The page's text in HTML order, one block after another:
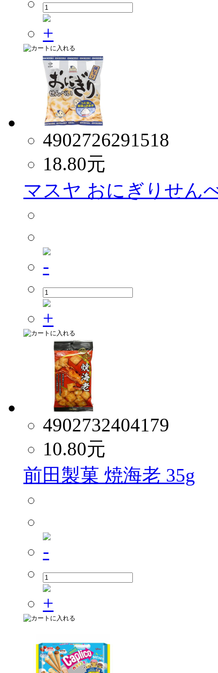
4902726291518
18.80元
マスヤ おにぎりせん
4902732404179
10.80元
前田製菓 焼海老 35g